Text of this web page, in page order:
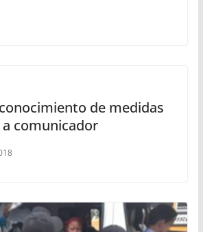
de medidas
comunicador